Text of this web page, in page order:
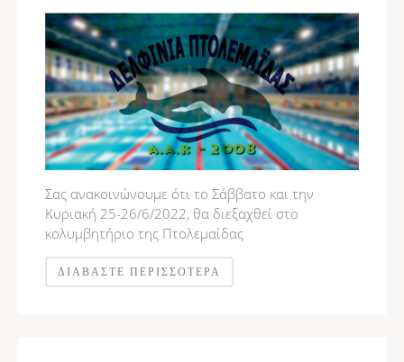
Σας ανακοινώνουμε ότι το Σάββατο και την
Κυριακή 25-26/6/2022, θα διεξαχθεί στο
κολυμβητήριο της Πτολεμαίδας
ΔΙΑΒΆΣΤΕ ΠΕΡΙΣΣΌΤΕΡΑ